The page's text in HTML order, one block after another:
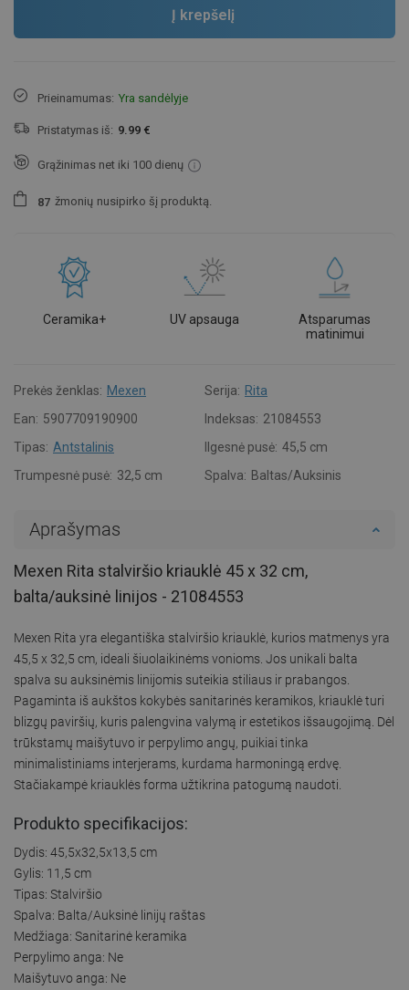
Į krepšelį
Prieinamumas: Yra sandėlyje
Pristatymas iš: 9.99 €
Grąžinimas net iki 100 dienų
87 žmonių nusipirko šį produktą.
Ceramika+ UV apsauga
Atsparumas
matinimui
Prekės ženklas: Mexen Serija: Rita
Ean: 5907709190900 Indeksas: 21084553
Tipas: Antstalinis Ilgesnė pusė: 45,5 cm
Trumpesnė pusė: 32,5 cm Spalva: Baltas/Auksinis
Aprašymas
Mexen Rita stalviršio kriauklė 45 x 32 cm,
balta/auksinė linijos - 21084553
Mexen Rita yra elegantiška stalviršio kriauklė, kurios matmenys yra
45,5 x 32,5 cm, ideali šiuolaikinėms vonioms. Jos unikali balta
spalva su auksinėmis linijomis suteikia stiliaus ir prabangos.
Pagaminta iš aukštos kokybės sanitarinės keramikos, kriauklė turi
blizgų paviršių, kuris palengvina valymą ir estetikos išsaugojimą. Dėl
trūkstamų maišytuvo ir perpylimo angų, puikiai tinka
minimalistiniams interjerams, kurdama harmoningą erdvę.
Stačiakampė kriauklės forma užtikrina patogumą naudoti.
Produkto specifikacijos:
Dydis: 45,5x32,5x13,5 cm
Gylis: 11,5 cm
Tipas: Stalviršio
Spalva: Balta/Auksinė linijų raštas
Medžiaga: Sanitarinė keramika
Perpylimo anga: Ne
Maišytuvo anga: Ne